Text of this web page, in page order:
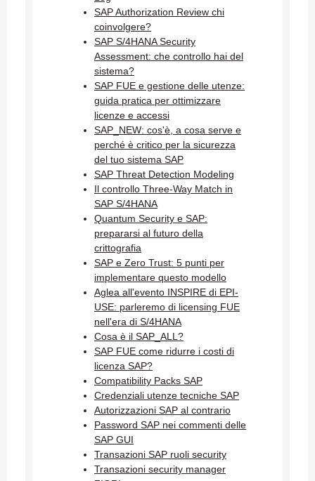
SAP Authorization Review chi
coinvolgere?
SAP S/4HANA Security
Assessment: che controllo hai del
sistema?
SAP FUE e gestione delle utenze:
guida pratica per ottimizzare
licenze e accessi
SAP_NEW: cos'è, a cosa serve e
perché è critico per la sicurezza
del tuo sistema SAP
SAP Threat Detection Modeling
Il controllo Three-Way Match in
SAP S/4HANA
Quantum Security e SAP:
prepararsi al futuro della
crittografia
SAP e Zero Trust: 5 punti per
implementare questo modello
Aglea all'evento INSPIRE di EPI-
USE: parleremo di licensing FUE
nell'era di S/4HANA
Cosa è il SAP_ALL?
SAP FUE come ridurre i costi di
licenza SAP?
Compatibility Packs SAP
Credenziali utenze tecniche SAP
Autorizzazioni SAP al contrario
Password SAP nei commenti delle
SAP GUI
Transazioni SAP ruoli security
Transazioni security manager